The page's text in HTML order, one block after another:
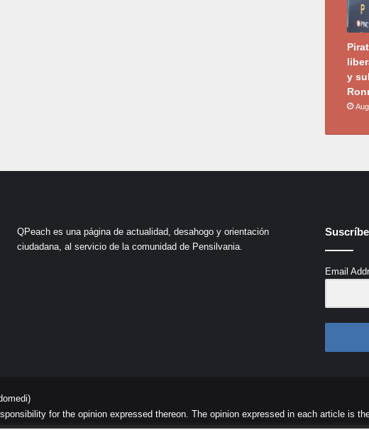
y
QPeach es una página de actualidad, desahogo y orientación
ciudadana, al servicio de la comunidad de Pensilvania.
Email
for the opinion expressed thereon. The opinion expressed in each article is